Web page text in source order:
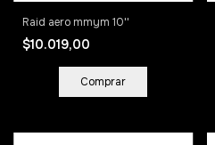
Raid aero mmym 10''
$10.019,00